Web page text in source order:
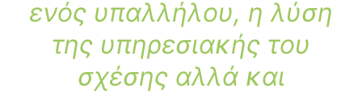
ενός υπαλλήλου, η λύση
της υπηρεσιακής του
σχέσης αλλά και